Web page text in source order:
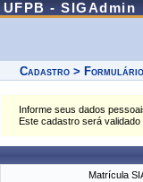
UFPB - SIGAdmin
Cadastro > Formulário
Informe seus dados
Este cadastro será
Matrícula